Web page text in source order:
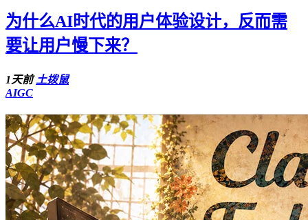
为什么AI时代的用户体验设计，反而需
要让用户慢下来？
1天前土拨鼠
AIGC